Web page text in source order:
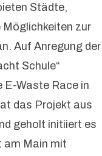
Städte,
Möglichkeiten zur
Auf Anregung der
Schule“
E-Waste Race in
das Projekt aus
geholt initiiert es
am Main mit